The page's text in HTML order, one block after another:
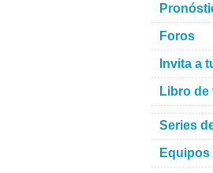
Foros
Invita a
Libro de
Series
Equipos